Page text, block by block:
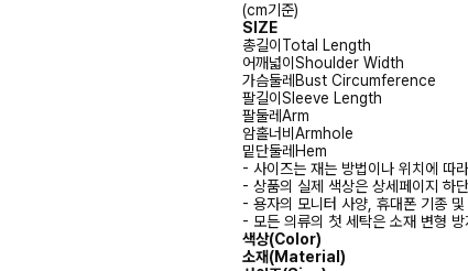
(cm기준)
SIZE
총길이 Total Length
어깨넓이 Shoulder Width
가슴둘레 Bust Circumference
팔길이 Sleeve Length
팔둘레Arm
암홀너비 Armhole
밑단둘레 Hem
- 사이즈는 재는 방법이나 위치에 따
- 상품의 실제 색상은 상세페이지 하
- 용자의 모니터 사양, 휴대폰 기종
- 모든 의류의 첫 세탁은 소재 변형
색상(Color)
소재(Material)